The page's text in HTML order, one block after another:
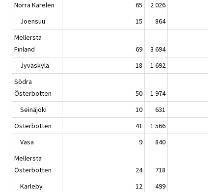
Norra Karelen
65
2 026
Joensuu
15
864
Mellersta
Finland
69
3 694
Jyväskylä
18
1 692
Södra
Österbotten
50
1 974
Seinäjoki
10
631
Österbotten
41
1 566
Vasa
9
840
Mellersta
Österbotten
24
718
Karleby
12 499